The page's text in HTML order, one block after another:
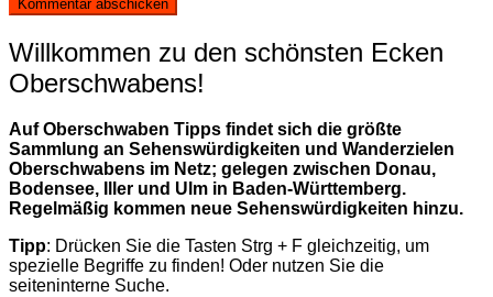
Willkommen zu den schönsten Ecken
Oberschwabens!
Auf Oberschwaben Tipps findet sich die größte
Sammlung an Sehenswürdigkeiten und Wanderzielen
Oberschwabens im Netz; gelegen zwischen Donau,
Bodensee, Iller und Ulm in Baden-Württemberg.
Regelmäßig kommen neue Sehenswürdigkeiten hinzu.
Tipp: Drücken Sie die Tasten Strg + F gleichzeitig, um
spezielle Begriffe zu finden! Oder nutzen Sie die
seiteninterne Suche.